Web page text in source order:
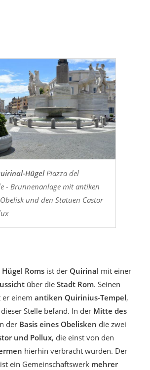
HügelPiazza del
- Brunnenanlage mit antiken
und den Statuen Castor
Roms ist der Quirinal mit einer
über die Stadt Rom. Seinen
er einem antiken Quirinius-Tempel,
Stelle befand. In der Mitte des
der Basis eines Obelisken die zwei
und Pollux, die einst von den
hierhin verbracht wurden. Der
ist ein Gemeinschaftswerk mehrer